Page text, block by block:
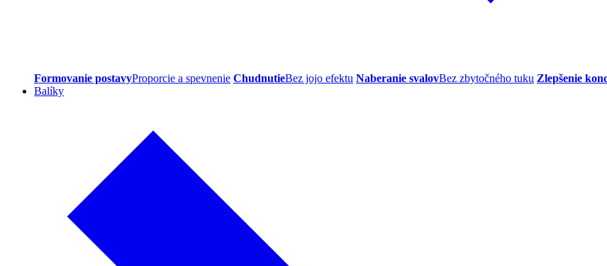
Formovanie postavyProporcie a spevnenie ChudnutieBez jojo efektu Naberanie svalovBez zbytočného tuku Zlepšenie
Balíky